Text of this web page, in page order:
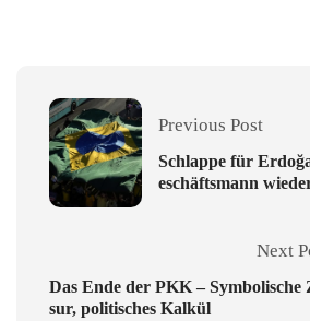
Previous Post
Schlappe für
eschäftsmann
Next
Das Ende der PKK – Symbolische
sur, politisches Kalkül